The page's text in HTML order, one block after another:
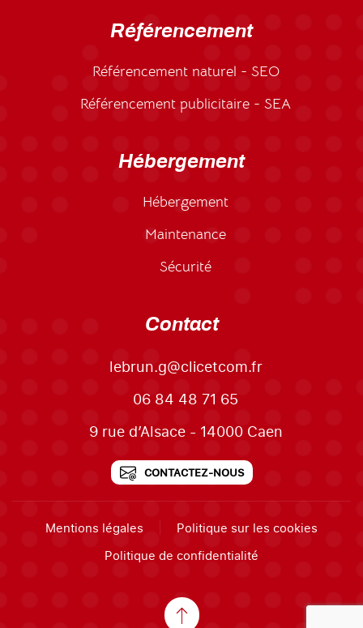
Référencement
Référencement naturel - SEO
Référencement publicitaire - SEA
Hébergement
Hébergement
Maintenance
Sécurité
Contact
lebrun.g@clicetcom.fr
06 84 48 71 65
9 rue d’Alsace - 14000 Caen
CONTACTEZ-NOUS
Mentions légales
Politique sur les cookies
Politique de confidentialité